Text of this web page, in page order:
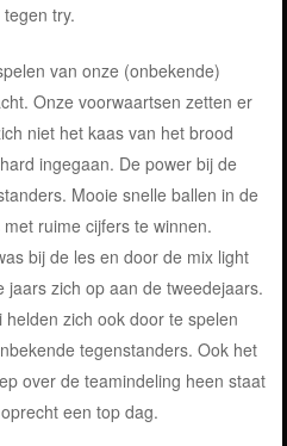
try.
van onze (onbekende)
Onze voorwaartsen zetten er
niet het kaas van het brood
ingegaan. De power bij de
Mooie snelle ballen in de
ruime cijfers te winnen.
bij de les en door de mix light
zich op aan de tweedejaars.
zich ook door te spelen
tegenstanders. Ook het
over de teamindeling heen staat
een top dag.